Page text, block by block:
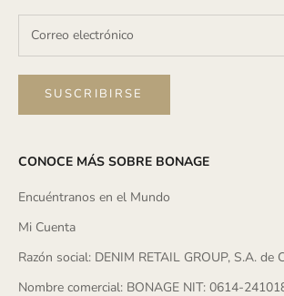
SUSCRIBIRSE
CONOCE MÁS SOBRE BONAGE
Encuéntranos en el Mundo
Mi Cuenta
Razón social: DENIM RETAIL GROUP, S.A. de
Nombre comercial: BONAGE NIT: 0614-